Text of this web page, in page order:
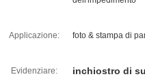
Applicazione: foto & stampa di
Evidenziare: inchiostro di